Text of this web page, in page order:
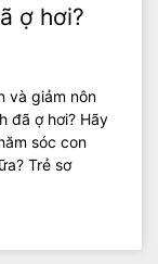
ợ hơi?
và giảm nôn
đã ợ hơi? Hãy
sóc con
Trẻ sơ